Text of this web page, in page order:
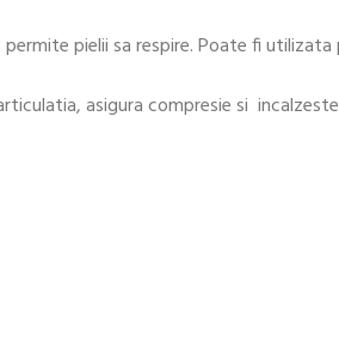
pielii sa respire. Poate fi
asigura compresie si